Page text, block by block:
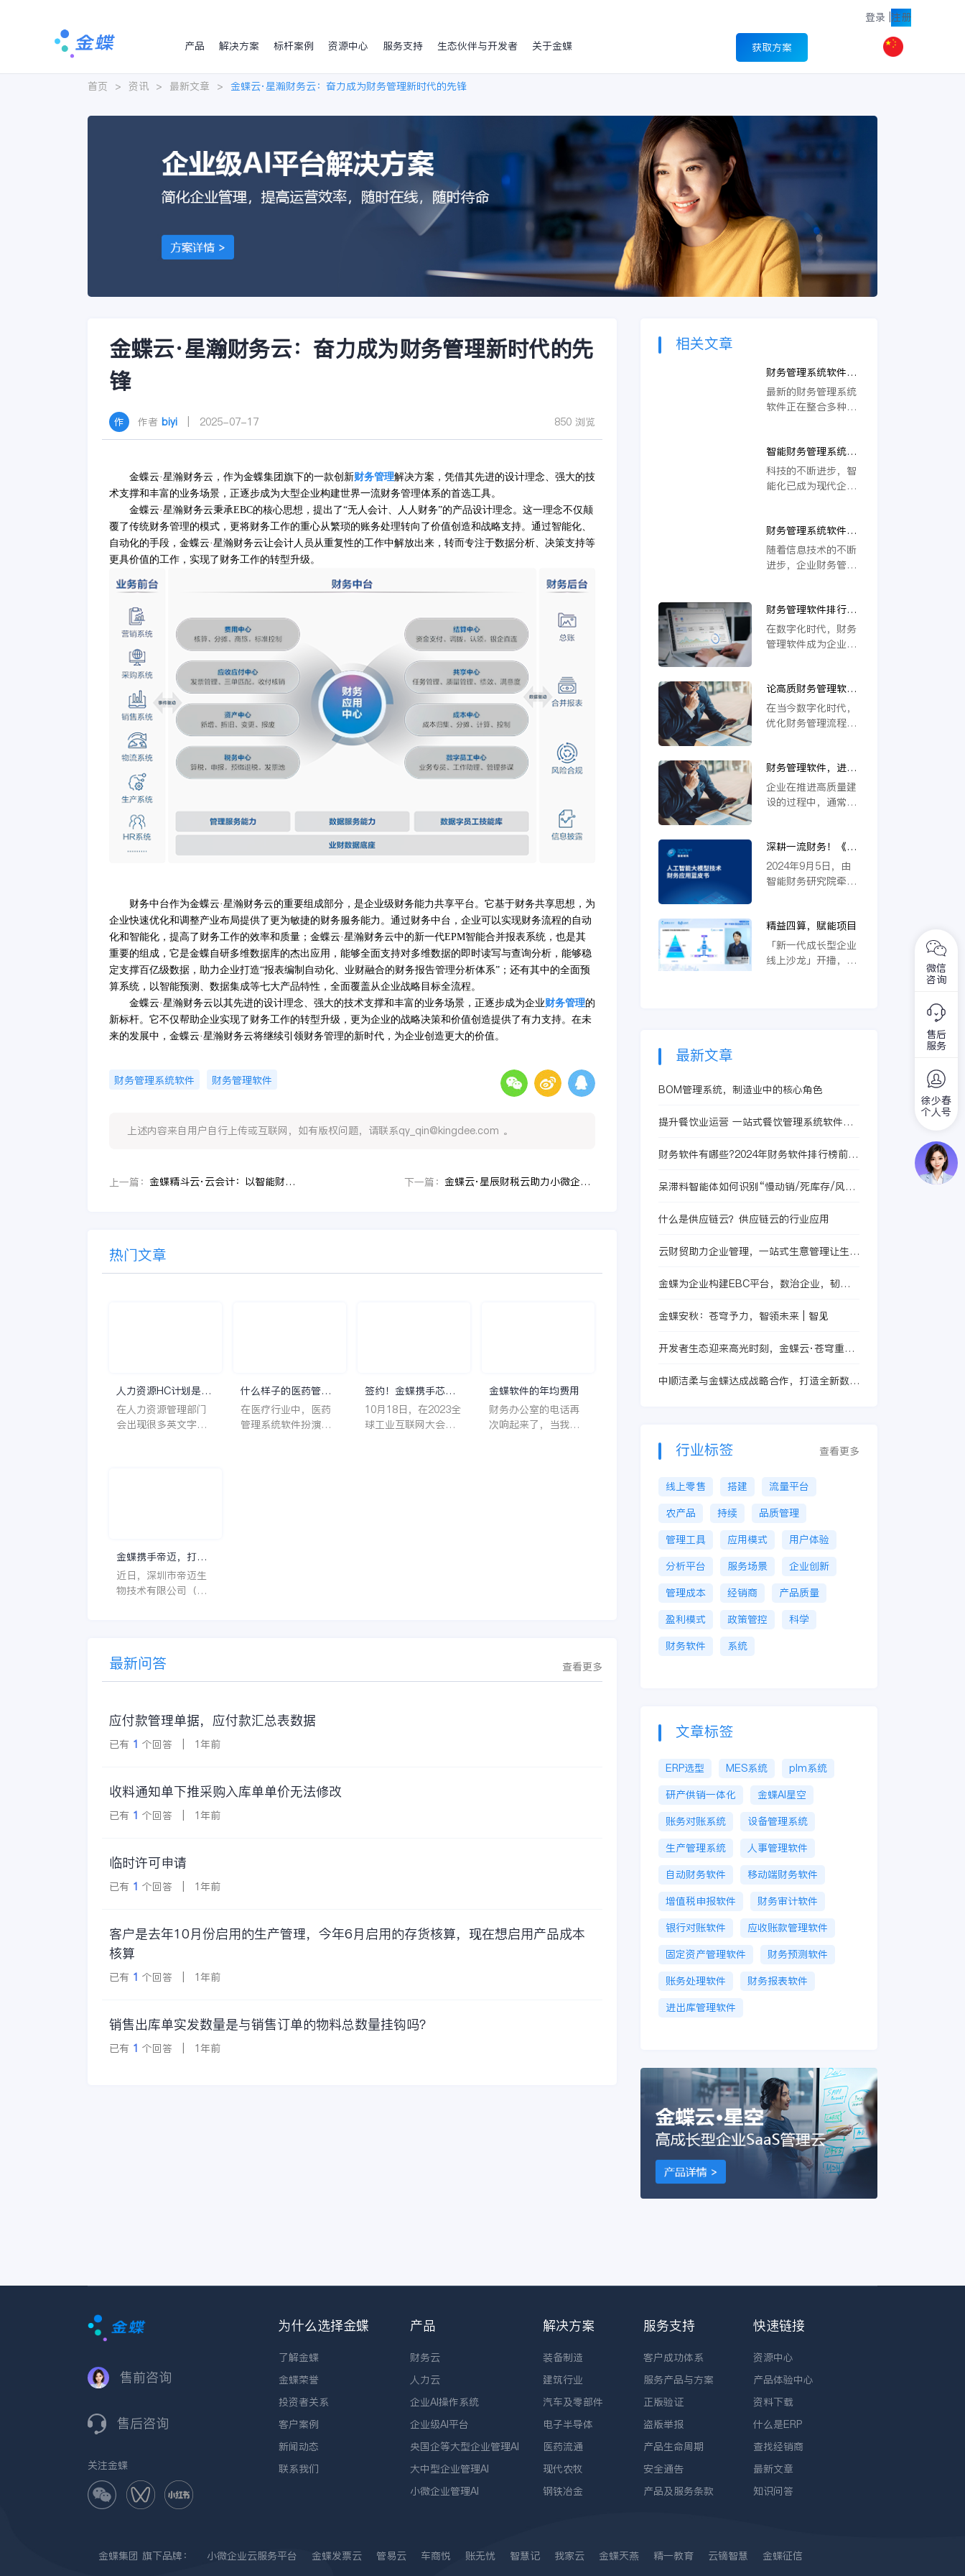
登录 注册
产品
解决方案 标杆案例 资源中心 服务支持 生态伙伴与开发者 关于金蝶 获取方案
首页 > 资讯 > 最新文章 > 金蝶云·星瀚财务云：奋力成为财务管理新时代的先锋
金蝶云·星瀚财务云：奋力成为财务管理新时代的先
锋
作者 biyi | 2025-07-17 850 浏览
金蝶云·星瀚财务云，作为金蝶集团旗下的一款创新财务管理解决方案，凭借其先进的设计理念、强大的技
术支撑和丰富的业务场景，正逐步成为大型企业构建世界一流财务管理体系的首选工具。
金蝶云·星瀚财务云秉承EBC的核心思想，提出了“无人会计、人人财务”的产品设计理念。这一理念不仅颠
覆了传统财务管理的模式，更将财务工作的重心从繁琐的账务处理转向了价值创造和战略支持。通过智能化、
自动化的手段，金蝶云·星瀚财务云让会计人员从重复性的工作中解放出来，转而专注于数据分析、决策支持等
更具价值的工作，实现了财务工作的转型升级。
财务中台作为金蝶云·星瀚财务云的重要组成部分，是企业级财务能力共享平台。它基于财务共享思想，为
企业快速优化和调整产业布局提供了更为敏捷的财务服务能力。通过财务中台，企业可以实现财务流程的自动
化和智能化，提高了 财务工作的效率和质量 ； 金蝶云·星瀚财务云中的新一代EPM智能合并报表系统， 也是其
重要的组成，它是金蝶自研多维数据库的杰出应用 ，能够全面支持对多维数据的即时读写与查询分析，能够稳
定支撑百亿级数据，助力企业打造“报表编制自动化、业财融合的财务报告管理分析体系” ；还有其中的全面预
算系统 ， 以智能预测、数据集成等七大产品特性，全面覆盖从企业战略目标全流程。
金蝶云·星瀚财务云以其先进的设计理念、强大的技术支撑和丰富的业务场景，正逐步成为企业财务管理的
新标杆。它不仅帮助企业实现了财务工作的转型升级，更为企业的战略决策和价值创造提供了有力支持。在未
来的发展中，金蝶云·星瀚财务云将继续引领财务管理的新时代，为企业创造更大的价值。
财务管理系统软件 财务管理软件
上述内容来自用户自行上传或互联网，如有版权问题，请联系qy_qin@kingdee.com 。
上一篇： 金蝶精斗云·云会计：以智能财务分析赋能企业高效决策 下一篇： 金蝶云·星辰财税云助力小微企业财税一体化转型
热门文章
人力资源HC计划是什
么意思？
在人力资源管理部门
会出现很多英文字母
什么样子的医药管理
系统软件更好用？
在医疗行业中，医药
管理系统软件扮演着
签约！金蝶携手芯源
微，助力半导体装备
制造领先企业迈向世
10月18日，在2023全
球工业互联网大会期
金蝶软件的年均费用
财务办公室的电话再
次响起来了，当我拿
这个1000元这个数字
的时候，你是不是也
金蝶携手帝迈，打造
医疗器械行业信创数
字化标杆
近日，深圳市帝迈生
物技术有限公司（以
国）有限公司（以下
简称
最新问答 查看更多
应付款管理单据，应付款汇总表数据
已有 1 个回答 | 1年前
收料通知单下推采购入库单单价无法修改
已有 1 个回答 | 1年前
临时许可申请
已有 1 个回答 | 1年前
客户是去年10月份启用的生产管理，今年6月启用的存货核算，现在想启用产品成本
核算
已有 1 个回答 | 1年前
销售出库单实发数量是与销售订单的物料总数量挂钩吗？
已有 1 个回答 | 1年前
相关文章
财务管理系统软件最
新趋势有哪些？
最新的财务管理系统
软件正在整合多种新
机器学习和区块链
等。人工智能在财务
管理中被广泛应用，
器学习则通过对大量
数据进行分析和预
测，帮助企业做出更
准确的财务决策。区
智能财务管理系统软
件，高效掌控企业财
务
科技的不断进步，智
能化已成为现代企业
能财务管理系统软件
正改变着传统的财务
运作方式，帮助企业
智能财务管理系统软
件的特点 以其独特
的数据处理能力和用
户友好的
财务管理系统软件，
数字化转型下的企业
财务运营新引擎
随着信息技术的不断
进步，企业财务管理
过程中，财务管理系
统软件作为企业财务
运营的核心数字引
探讨财务管理系统软
件的功能特点，以及
它如何帮助企业实现
财务管理的高效与创
财务管理软件排行榜
对企业选择财务软件
的意义
在数字化时代，财务
管理软件成为企业管
的财务管理软件，企
业往往难以抉择。此
时，一个客观公正的
行榜不仅能为企业提
供有价值的参考信
息，还能帮助企业从
多个维度了解和评估
论高质财务管理软件
的优势：优化管理流
程
在当今数字化时代，
优化财务管理流程，
迈向高质量发展阶段
的重要一环。而财务
管理软件以其多功能
财务管理软件，进来
帮你做出明智选择
企业在推进高质量建
设的过程中，通常会
理效率的难题。其中
财务管理软件以其高
效性成为许多企业财
鱼龙混杂的财务管理
软件，企业该如何选
择一个好的高品质的
财务管理软件呢？本
深耕一流财务！《人
工智能大模型技术财
务应用蓝皮书》发布
2024年9月5日，由
智能财务研究院牵
合作，历时半年完成
的《人工智能大模型
技术财务应用蓝皮
精益四算，赋能项目
「新一代成长型企业
线上沙龙」开播，9
最新文章
BOM管理系统，制造业中的核心角色
提升餐饮业运营 一站式餐饮管理系统软件解
财务软件有哪些?2024年财务软件排行榜前十
呆滞料智能体如何识别“慢动销/死库存/风险
什么是供应链云？供应链云的行业应用
云财贸助力企业管理，一站式生意管理让生意
金蝶为企业构建EBC平台，数治企业，韧性
金蝶安秋：苍穹予力，智领未来 | 智见
开发者生态迎来高光时刻，金蝶云·苍穹重构
中顺洁柔与金蝶达成战略合作，打造全新数字
行业标签 查看更多
线上零售 搭建
流量平台
农产品
持续
品质管理
管理工具
应用模式
用户体验
分析平台
服务场景
企业创新
管理成本
经销商
产品质量
盈利模式
政策管控
科学
财务软件
系统
文章标签
ERP选型 MES系统
plm系统
研产供销一体化
金蝶AI星空
账务对账系统
设备管理系统
生产管理系统
人事管理软件
自动财务软件
移动端财务软件
增值税申报软件
财务审计软件
银行对账软件
应收账款管理软件
固定资产管理软件
财务预测软件
账务处理软件
财务报表软件
进出库管理软件
售前咨询
售后咨询
关注金蝶
为什么选择金蝶
了解金蝶
金蝶荣誉
投资者关系
客户案例
新闻动态
联系我们
产品
财务云
人力云
企业AI操作系统
企业级AI平台
央国企等大型企业管理AI
大中型企业管理AI
小微企业管理AI
解决方案
装备制造
建筑行业
汽车及零部件
电子半导体
医药流通
现代农牧
钢铁冶金
服务支持
客户成功体系
服务产品与方案
正版验证
盗版举报
产品生命周期
安全通告
产品及服务条款
快速链接
资源中心
产品体验中心
资料下载
什么是ERP
查找经销商
最新文章
知识问答
金蝶集团 旗下品牌： 小微企业云服务平台 金蝶发票云 管易云 车商悦 账无忧 智慧记 我家云 金蝶天燕 精一教育 云镝智慧 金蝶征信
微信
咨询
售后
服务
徐少春
个人号